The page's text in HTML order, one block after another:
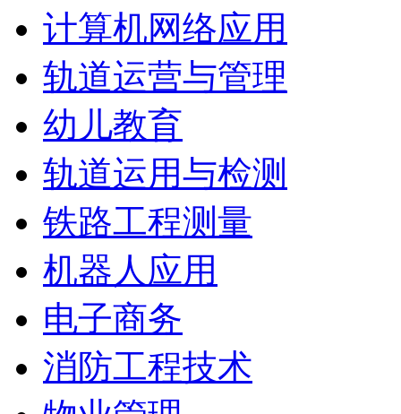
计算机网络应用
轨道运营与管理
幼儿教育
轨道运用与检测
铁路工程测量
机器人应用
电子商务
消防工程技术